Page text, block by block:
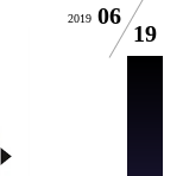
2019 06
19